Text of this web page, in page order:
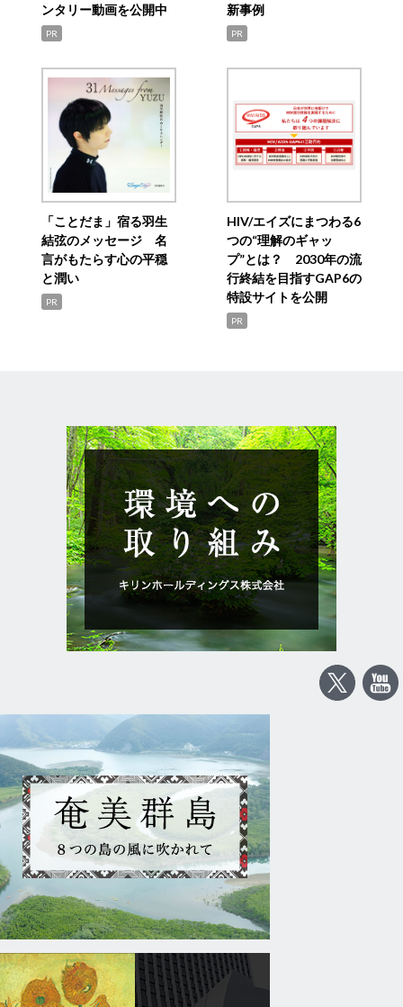
ンタリー動画を公開中
PR
新事例
PR
「ことだま」宿る羽生
結弦のメッセージ 名
言がもたらす心の平穏
と潤い
PR
HIV/エイズにまつわる6
つの“理解のギャッ
プ”とは？ 2030年の流
行終結を目指すGAP6の
特設サイトを公開
PR